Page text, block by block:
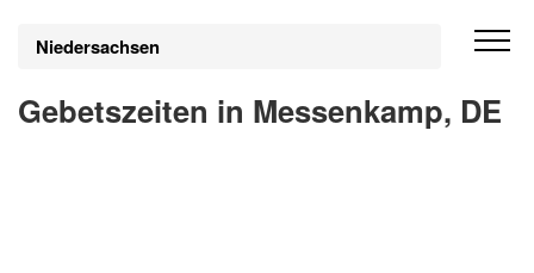
Niedersachsen
Gebetszeiten in Messenkamp, DE